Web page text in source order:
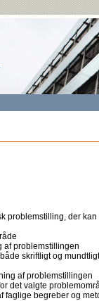
problemstilling, der
af problemstillingen
skriftligt og
af problemstillingen
det valgte
faglige begreber og